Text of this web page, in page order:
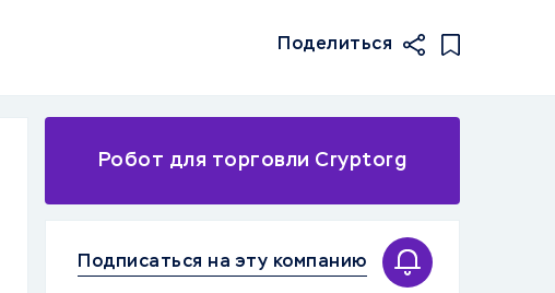
Поделиться
Робот для торговли Cryptorg
Подписаться на эту компанию